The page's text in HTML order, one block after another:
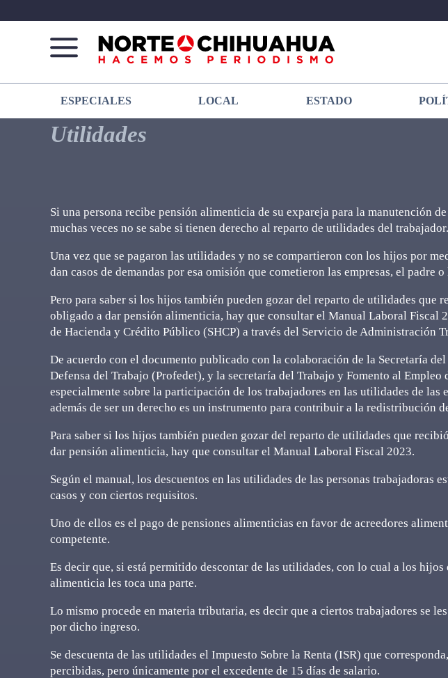
Norte
De
Chihuahua
Más
que
noticias,
hacemos periodismo
ESPECIALES LOCAL ESTADO
Utilidades
Si una persona recibe pensión alimenticia de su expareja para la manutención
muchas veces no se sabe si tienen derecho al reparto de utilidades del trabajador.
Una vez que se pagaron las utilidades y no se compartieron con los hijos por
dan casos de demandas por esa omisión que cometieron las empresas, el padre
Pero para saber si los hijos también pueden gozar del reparto de utilidades que
obligado a dar pensión alimenticia, hay que consultar el Manual Laboral Fiscal
de Hacienda y Crédito Público (SHCP) a través del Servicio de Administración
De acuerdo con el documento publicado con la colaboración de la Secretaría
Defensa del Trabajo (Profedet), y la secretaría del Trabajo y Fomento al Empleo
especialmente sobre la participación de los trabajadores en las utilidades de las
además de ser un derecho es un instrumento para contribuir a la redistribución
Para saber si los hijos también pueden gozar del reparto de utilidades que
dar pensión alimenticia, hay que consultar el Manual Laboral Fiscal 2023.
Según el manual, los descuentos en las utilidades de las personas trabajadoras
casos y con ciertos requisitos.
Uno de ellos es el pago de pensiones alimenticias en favor de acreedores
competente.
Es decir que, si está permitido descontar de las utilidades, con lo cual a los hijos
alimenticia les toca una parte.
Lo mismo procede en materia tributaria, es decir que a ciertos trabajadores se
por dicho ingreso.
Se descuenta de las utilidades el Impuesto Sobre la Renta (ISR) que
percibidas, pero únicamente por el excedente de 15 días de salario.